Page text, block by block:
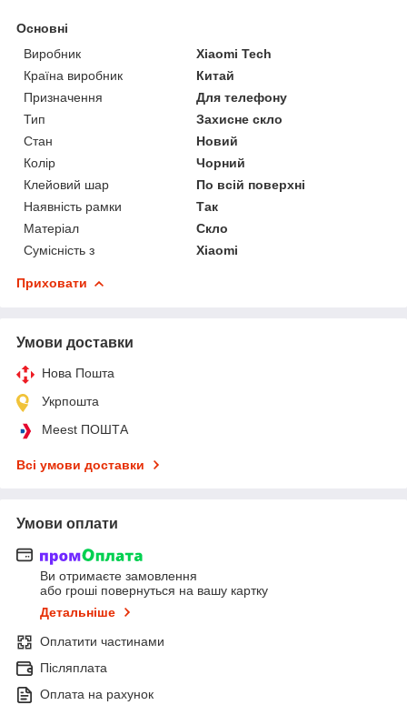
Основні
Виробник
Xiaomi Tech
Країна виробник
Китай
Призначення
Для телефону
Тип
Захисне скло
Стан
Новий
Колір
Чорний
Клейовий шар
По всій поверхні
Наявність рамки
Так
Матеріал
Скло
Сумісність з
Xiaomi
Приховати
Умови доставки
Нова Пошта
Укрпошта
Meest ПОШТА
Всі умови доставки
Умови оплати
Ви отримаєте замовлення
або гроші повернуться на вашу картку
Детальніше
Оплатити частинами
Післяплата
Оплата на рахунок